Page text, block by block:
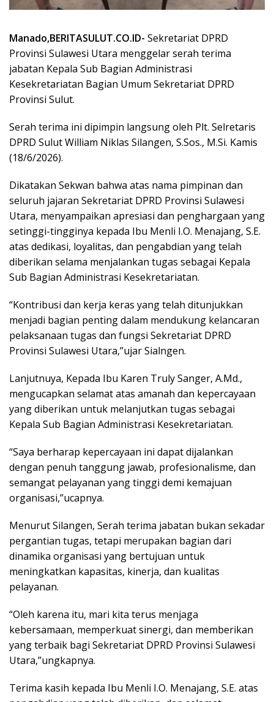
Manado,BERITASULUT.CO.ID- Sekretariat DPRD
Provinsi Sulawesi Utara menggelar serah terima
jabatan Kepala Sub Bagian Administrasi
Kesekretariatan Bagian Umum Sekretariat DPRD
Provinsi Sulut.
Serah terima ini dipimpin langsung oleh Plt. Selretaris
DPRD Sulut William Niklas Silangen, S.Sos., M.Si. Kamis
(18/6/2026).
Dikatakan Sekwan bahwa atas nama pimpinan dan
seluruh jajaran Sekretariat DPRD Provinsi Sulawesi
Utara, menyampaikan apresiasi dan penghargaan yang
setinggi-tingginya kepada Ibu Menli I.O. Menajang, S.E.
atas dedikasi, loyalitas, dan pengabdian yang telah
diberikan selama menjalankan tugas sebagai Kepala
Sub Bagian Administrasi Kesekretariatan.
“Kontribusi dan kerja keras yang telah ditunjukkan
menjadi bagian penting dalam mendukung kelancaran
pelaksanaan tugas dan fungsi Sekretariat DPRD
Provinsi Sulawesi Utara,”ujar Sialngen.
Lanjutnuya, Kepada Ibu Karen Truly Sanger, A.Md.,
mengucapkan selamat atas amanah dan kepercayaan
yang diberikan untuk melanjutkan tugas sebagai
Kepala Sub Bagian Administrasi Kesekretariatan.
“Saya berharap kepercayaan ini dapat dijalankan
dengan penuh tanggung jawab, profesionalisme, dan
semangat pelayanan yang tinggi demi kemajuan
organisasi,”ucapnya.
Menurut Silangen, Serah terima jabatan bukan sekadar
pergantian tugas, tetapi merupakan bagian dari
dinamika organisasi yang bertujuan untuk
meningkatkan kapasitas, kinerja, dan kualitas
pelayanan.
“Oleh karena itu, mari kita terus menjaga
kebersamaan, memperkuat sinergi, dan memberikan
yang terbaik bagi Sekretariat DPRD Provinsi Sulawesi
Utara,”ungkapnya.
Terima kasih kepada Ibu Menli I.O. Menajang, S.E. atas